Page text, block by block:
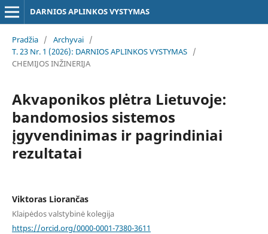
DARNIOS APLINKOS VYSTYMAS
Pradžia / Archyvai /
T. 23 Nr. 1 (2026): DARNIOS APLINKOS VYSTYMAS /
CHEMIJOS INŽINERIJA
Akvaponikos plėtra Lietuvoje:
bandomosios sistemos
įgyvendinimas ir pagrindiniai
rezultatai
Viktoras Liorančas
Klaipėdos valstybinė kolegija
https://orcid.org/0000-0001-7380-3611